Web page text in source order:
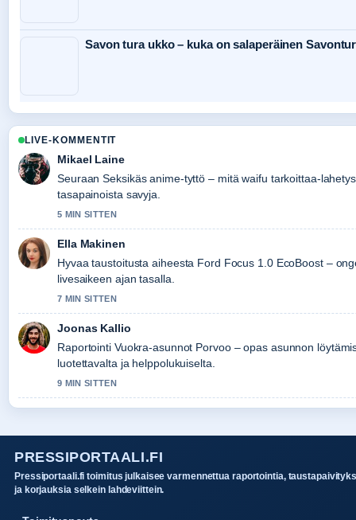
Savon tura ukko – kuka on salaperäinen
LIVE-KOMMENTIT
Mikael Laine
Seuraan Seksikäs anime-tyttö – mitä waifu tarkoittaa-
tasapainoista savyja.
5 MIN SITTEN
Ella Makinen
Hyvaa taustoitusta aiheesta Ford Focus 1.0 EcoBoost –
livesaikeen ajan tasalla.
7 MIN SITTEN
Joonas Kallio
Raportointi Vuokra-asunnot Porvoo – opas asunnon
luotettavalta ja helppolukuiselta.
9 MIN SITTEN
PRESSIPORTAALI.FI
Pressiportaali.fi toimitus julkaisee varmennettua raportointia,
ja korjauksia selkein lahdeviittein.